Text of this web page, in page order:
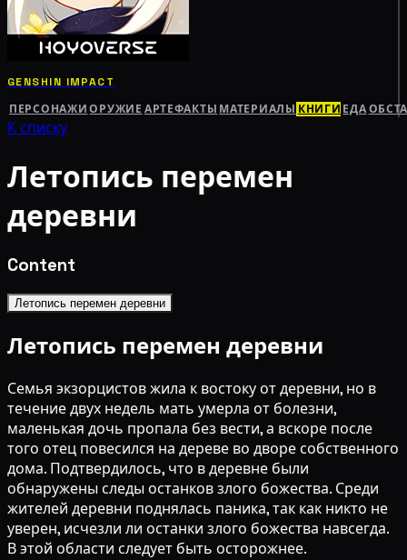
GENSHIN IMPACT
ПЕРСОНАЖИ ОРУЖИЕ АРТЕФАКТЫ МАТЕРИАЛЫ КНИГИ ЕДА
К списку
Летопись перемен
деревни
Content
Летопись перемен деревни
Летопись перемен деревни
Семья экзорцистов жила к востоку от деревни, но в
течение двух недель мать умерла от болезни,
маленькая дочь пропала без вести, а вскоре после
того отец повесился на дереве во дворе собственного
дома. Подтвердилось, что в деревне были
обнаружены следы останков злого божества. Среди
жителей деревни поднялась паника, так как никто не
уверен, исчезли ли останки злого божества навсегда.
В этой области следует быть осторожнее.